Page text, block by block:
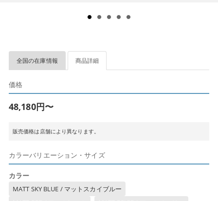
全国の在庫情報 商品詳細
価格
48,180円〜
販売価格は店舗により異なります。
カラーバリエーション・サイズ
カラー
MATT SKY BLUE / マットスカイブルー